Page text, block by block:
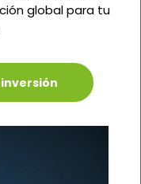
global para tu